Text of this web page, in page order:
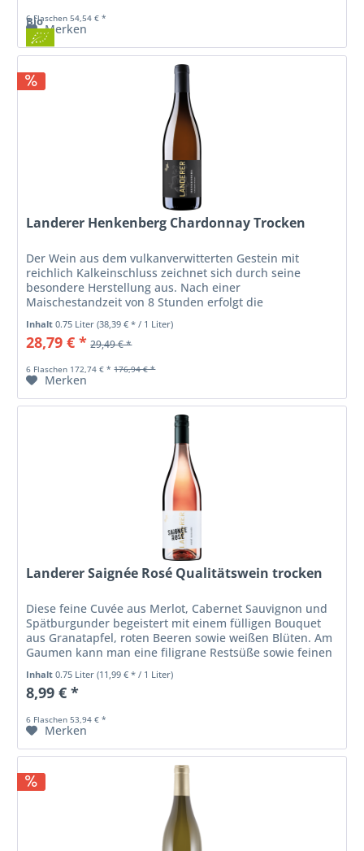
Bio
6 Flaschen 54,54 € *
Merken
Landerer Henkenberg Chardonnay Trocken
Der Wein aus dem vulkanverwitterten Gestein mit
reichlich Kalkeinschluss zeichnet sich durch seine
besondere Herstellung aus. Nach einer
Maischestandzeit von 8 Stunden erfolgt die
Monate...
Inhalt0.75 Liter(38,39 € * / 1 Liter)
28,79 € * 29,49 € *
6 Flaschen 172,74 € * 176,94 € *
Merken
Landerer Saignée Rosé Qualitätswein trocken
Diese feine Cuvée aus Merlot, Cabernet Sauvignon und
Spätburgunder begeistert mit einem fülligen Bouquet
aus Granatapfel, roten Beeren sowie weißen Blüten. Am
Gaumen kann man eine filigrane Restsüße sowie feinen
Inhalt0.75 Liter(11,99 € * / 1 Liter)
8,99 € *
6 Flaschen 53,94 € *
Merken